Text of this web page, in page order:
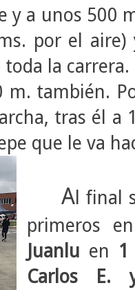
y a unos 500
por el
la
m. también.
tras él
que le va
A l final
primeros
Juanlu en
Carlos E.